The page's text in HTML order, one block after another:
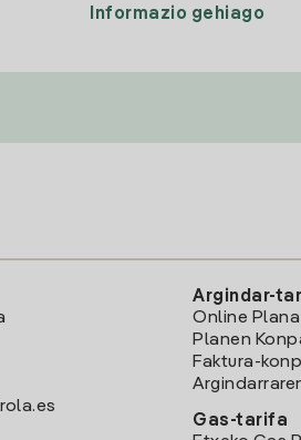
Informazio gehiago
Argindar-
Online Plana
Planen
Faktura-
Gas-tarifa